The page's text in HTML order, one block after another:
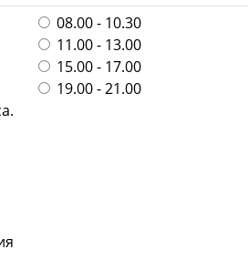
08.00 - 10.30
11.00 - 13.00
15.00 - 17.00
19.00 - 21.00